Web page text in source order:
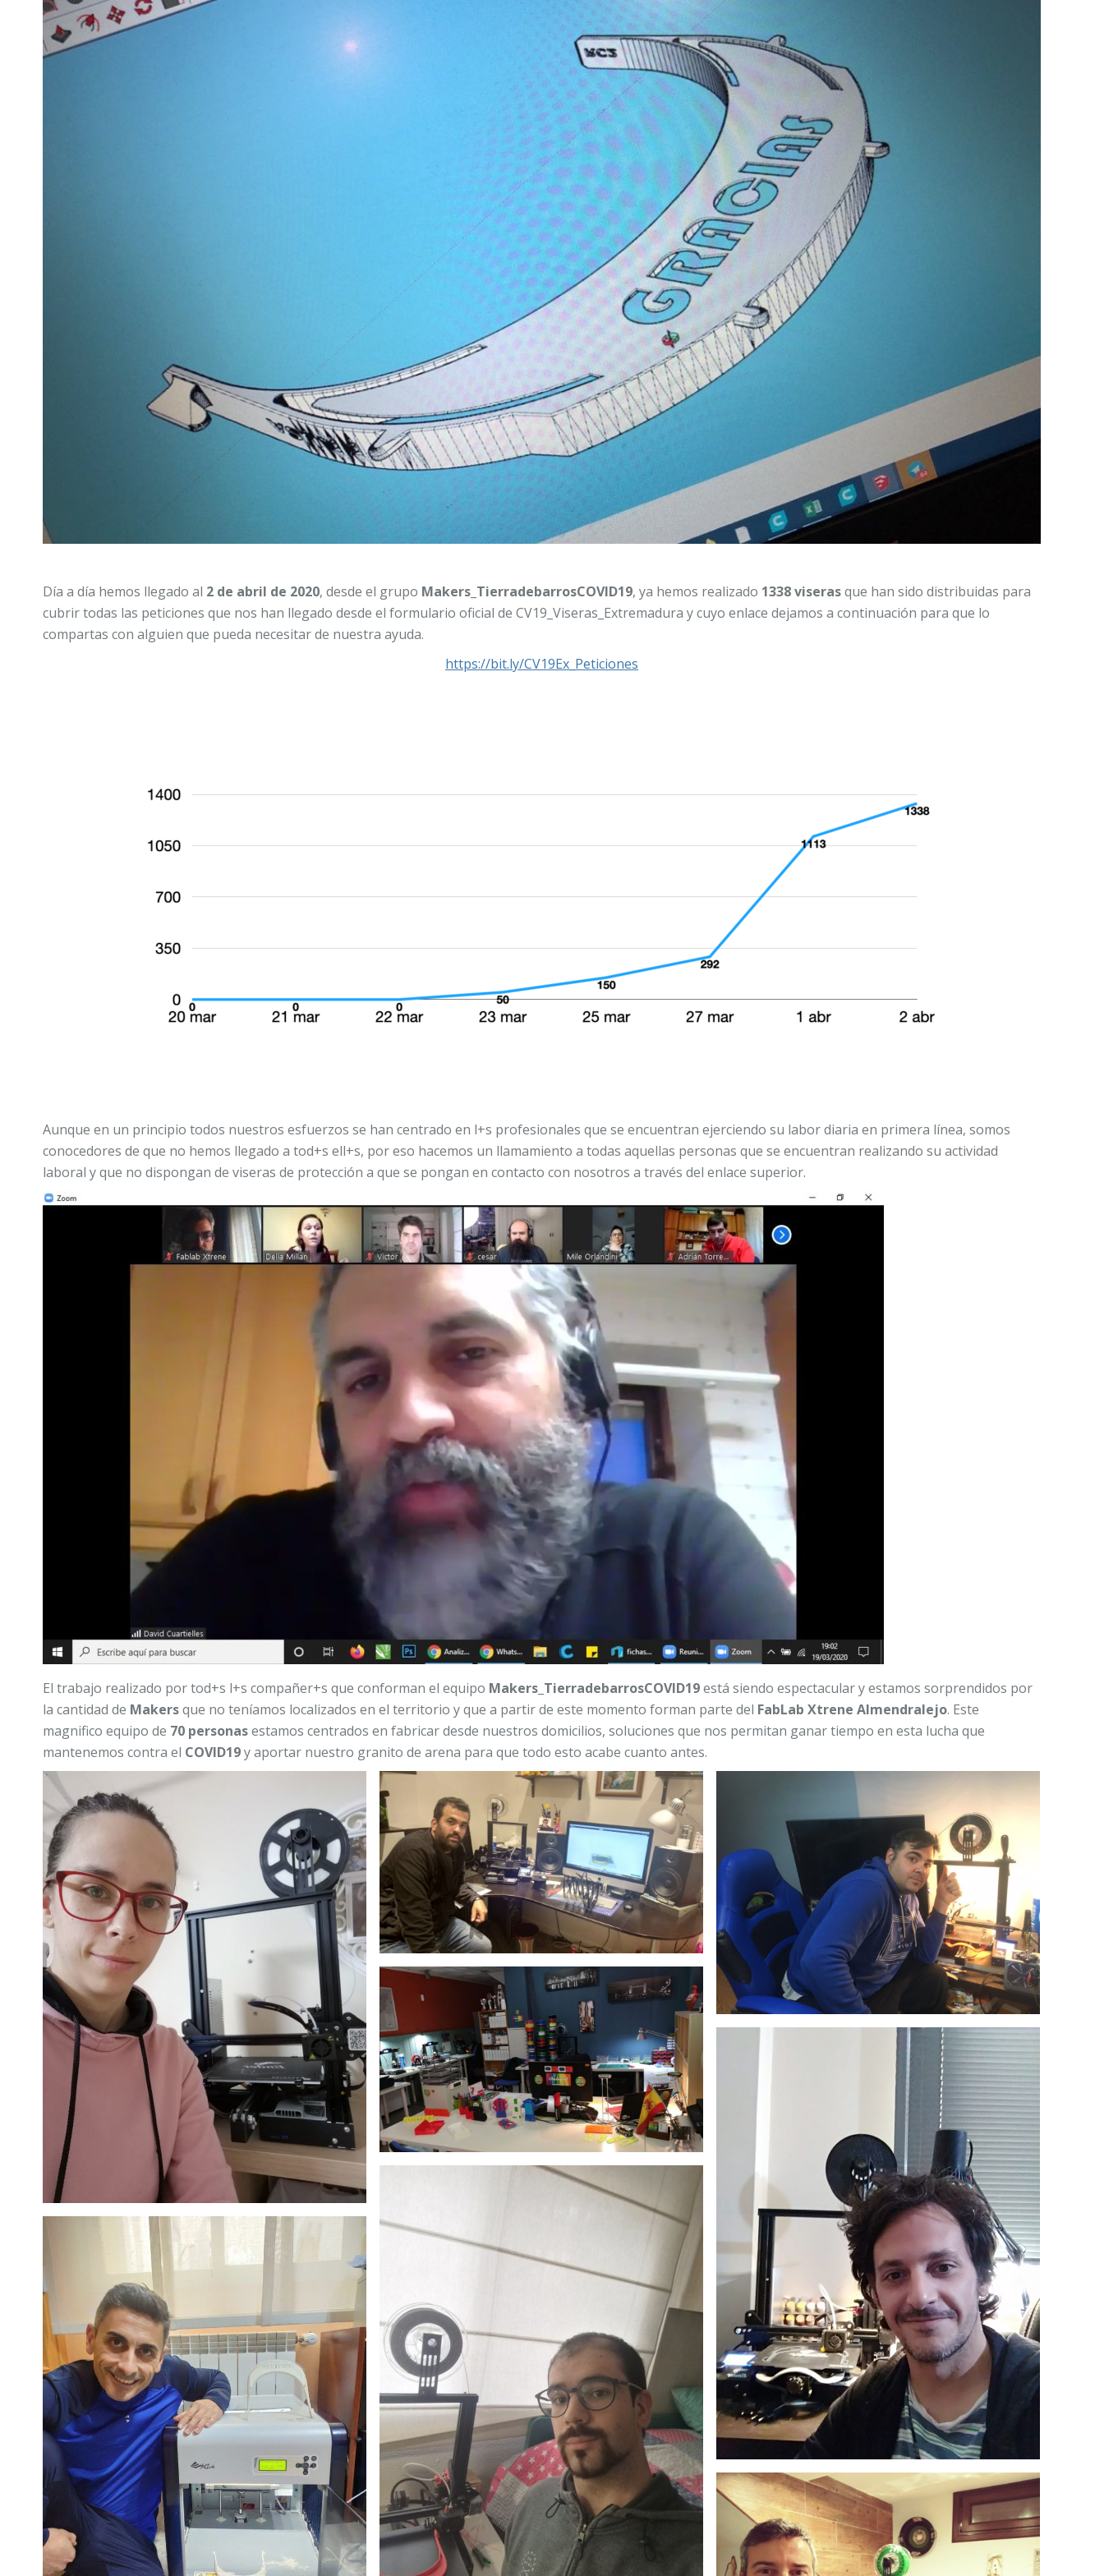
Día a día hemos llegado al 2 de abril de 2020, desde el grupo Makers_TierradebarrosCOVID19, ya hemos realizado 1338 viserasque han sido distribuidas para
cubrir todas las peticiones que nos han llegado desde el formulario oficial de CV19_Viseras_Extremadura y cuyo enlace dejamos a continuación para que lo
compartas con alguien que pueda necesitar de nuestra ayuda.
https://bit.ly/CV19Ex_Peticiones
Aunque en un principio todos nuestros esfuerzos se han centrado en l+s profesionales que se encuentran ejerciendo su labor diaria en primera línea, somos
conocedores de que no hemos llegado a tod+s ell+s, por eso hacemos un llamamiento a todas aquellas personas que se encuentran realizando su actividad
laboral y que no dispongan de viseras de protección a que se pongan en contacto con nosotros a través del enlace superior.
El trabajo realizado por tod+s l+s compañer+s que conforman el equipo Makers_TierradebarrosCOVID19está siendo espectacular y estamos sorprendidos por
la cantidad de Makersque no teníamos localizados en el territorio y que a partir de este momento forman parte del FabLab Xtrene Almendralejo. Este
magnifico equipo de 70 personasestamos centrados en fabricar desde nuestros domicilios, soluciones que nos permitan ganar tiempo en esta lucha que
mantenemos contra el COVID19y aportar nuestro granito de arena para que todo esto acabe cuanto antes.